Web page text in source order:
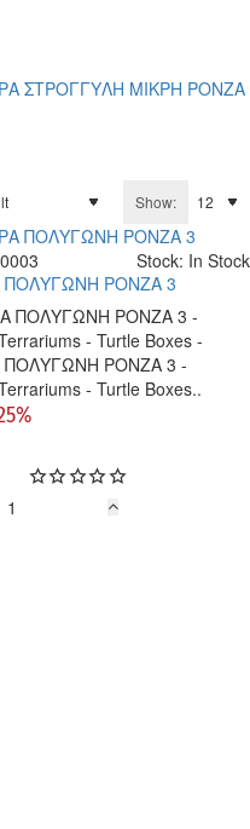
Show:
-25%
Stock: In Stock
PONZA 3
ΠΟΛΥΓΩΝΗ PONZA 3 -
- Turtle Boxes -
PONZA 3 -
- Turtle Boxes..